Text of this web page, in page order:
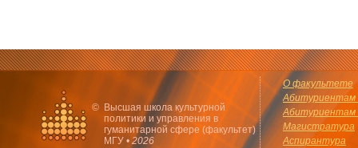
© Высшая школа культурной
политики и управления в
гуманитарной сфере (факультет)
МГУ • 2026
О факультете
Абитуриентам
Абитуриентам
Магистратура
Аспирантура